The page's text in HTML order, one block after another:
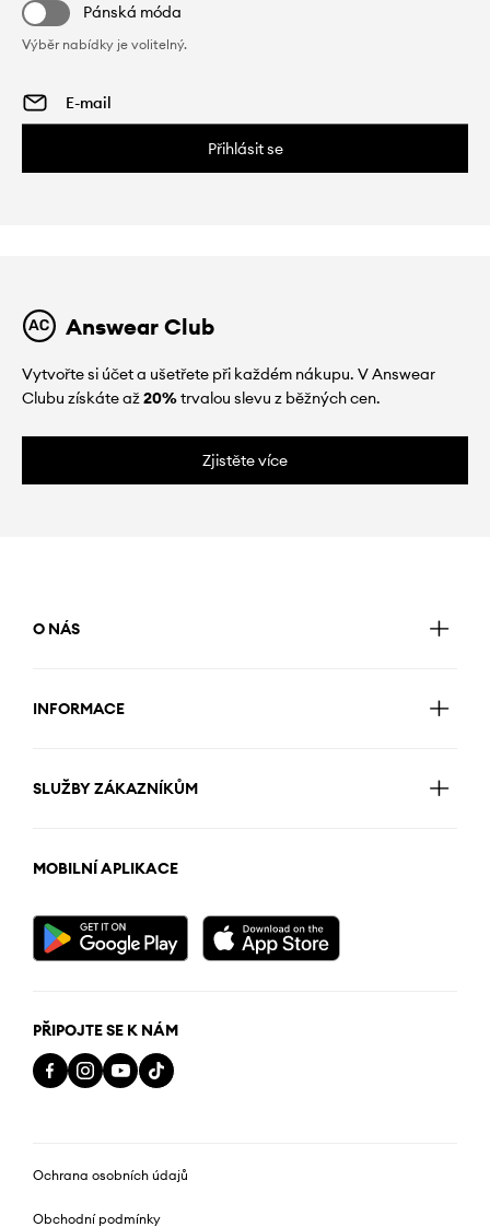
Pánská móda
Výběr nabídky je volitelný.
Přihlásit se
Answear Club
Vytvořte si účet a ušetřete při každém nákupu. V Answear
Clubu získáte až20%trvalou slevu z běžných cen.
Zjistěte více
O NÁS
INFORMACE
SLUŽBY ZÁKAZNÍKŮM
MOBILNÍ APLIKACE
PŘIPOJTE SE K NÁM
Ochrana osobních údajů
Obchodní podmínky